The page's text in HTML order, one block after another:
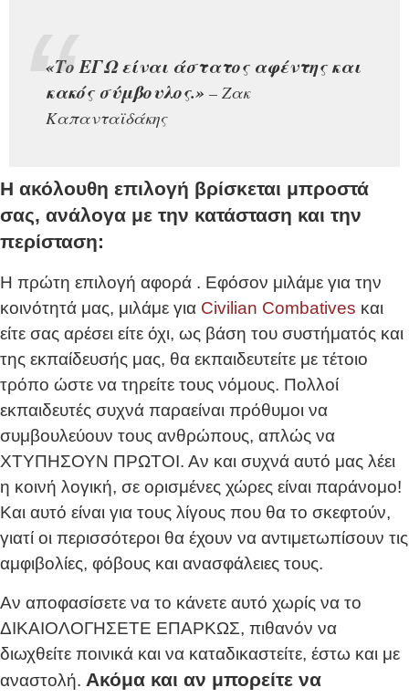
«Το ΕΓΩ είναι άστατος αφέντης και
κακός σύμβουλος.» – Ζακ
Καπανταϊδάκης
Η ακόλουθη επιλογή βρίσκεται μπροστά
σας, ανάλογα με την κατάσταση και την
περίσταση:
Η πρώτη επιλογή αφορά . Εφόσον μιλάμε για την
κοινότητά μας, μιλάμε για Civilian Combatives και
είτε σας αρέσει είτε όχι, ως βάση του συστήματός και
της εκπαίδευσής μας, θα εκπαιδευτείτε με τέτοιο
τρόπο ώστε να τηρείτε τους νόμους. Πολλοί
εκπαιδευτές συχνά παραείναι πρόθυμοι να
συμβουλεύουν τους ανθρώπους, απλώς να
ΧΤΥΠΗΣΟΥΝ ΠΡΩΤΟΙ. Αν και συχνά αυτό μας λέει
η κοινή λογική, σε ορισμένες χώρες είναι παράνομο!
Και αυτό είναι για τους λίγους που θα το σκεφτούν,
γιατί οι περισσότεροι θα έχουν να αντιμετωπίσουν τις
αμφιβολίες, φόβους και ανασφάλειες τους.
Αν αποφασίσετε να το κάνετε αυτό χωρίς να το
ΔΙΚΑΙΟΛΟΓΗΣΕΤΕ ΕΠΑΡΚΩΣ, πιθανόν να
διωχθείτε ποινικά και να καταδικαστείτε, έστω και με
αναστολή. Ακόμα και αν μπορείτε να